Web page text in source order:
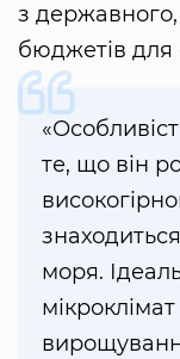
з
бюджетів для
те, що він
моря.